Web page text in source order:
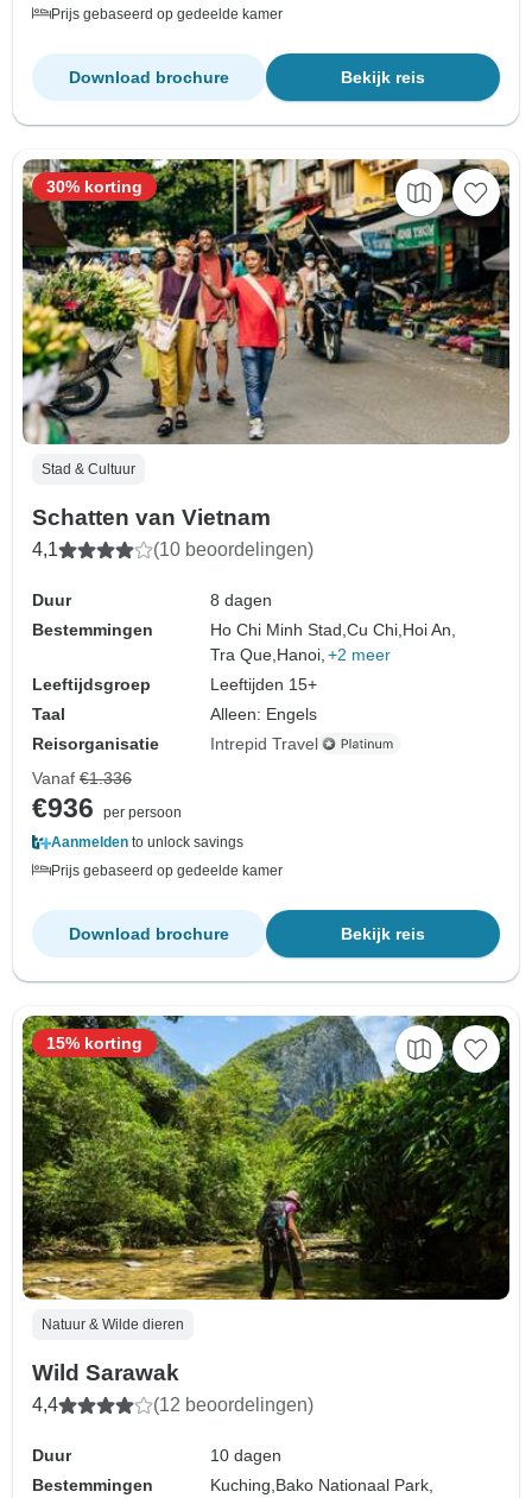
Prijs gebaseerd op gedeelde kamer
Bekijk reis
Download brochure
Stad & Cultuur
Schatten van Vietnam
4,1 (10 beoordelingen)
Duur
8 dagen
Bestemmingen
Ho Chi Minh Stad,Cu Chi, Hoi An,
Tra Que, Hanoi, +2 meer
Leeftijdsgroep
Leeftijden 15+
Taal
Alleen: Engels
Reisorganisatie
Intrepid Travel
30% korting
Vanaf €1.336
€936
per persoon
Aanmelden to unlock savings
Prijs gebaseerd op gedeelde kamer
Bekijk reis
Download brochure
Natuur & Wilde dieren
Wild Sarawak
4,4 (12 beoordelingen)
Duur
10 dagen
Bestemmingen
Kuching, Bako Nationaal Park,
15% korting